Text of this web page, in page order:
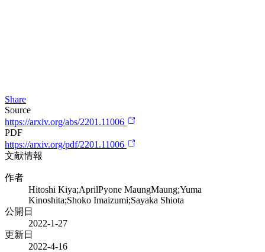
Share
Source
https://arxiv.org/abs/2201.11006
PDF
https://arxiv.org/pdf/2201.11006
文献情報
作者
Hitoshi Kiya;AprilPyone MaungMaung;Yuma
Kinoshita;Shoko Imaizumi;Sayaka Shiota
公開日
2022-1-27
更新日
2022-4-16